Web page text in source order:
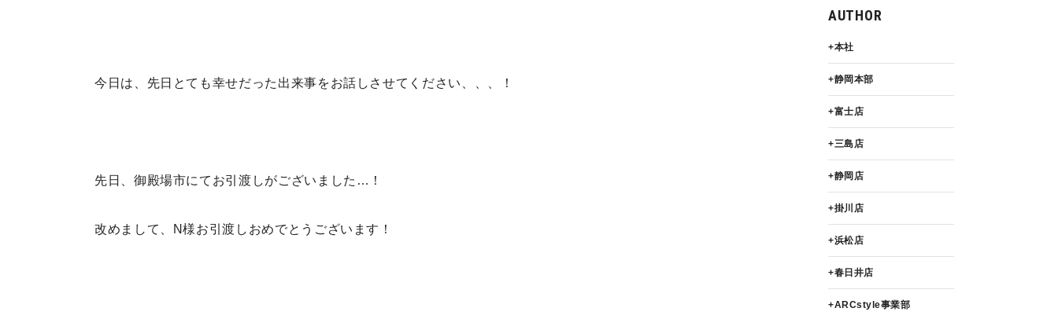
今日は、先日とても幸せだった出来事をお話しさせてください、、、！
先日、御殿場市にてお引渡しがございました…！
改めまして、N様お引渡しおめでとうございます！
AUTHOR
本社
静岡本部
富士店
三島店
静岡店
掛川店
浜松店
春日井店
ARCstyle事業部